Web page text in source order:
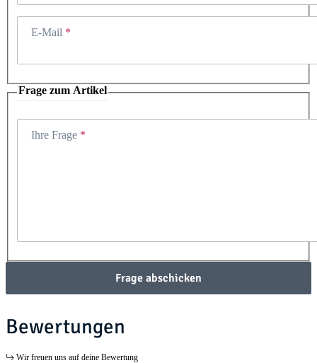
E-Mail
Frage zum Artikel
Ihre Frage
Frage abschicken
Bewertungen
Wir freuen uns auf deine Bewertung